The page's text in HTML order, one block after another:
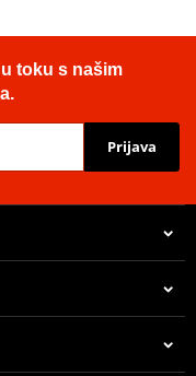
toku s našim
Prijava